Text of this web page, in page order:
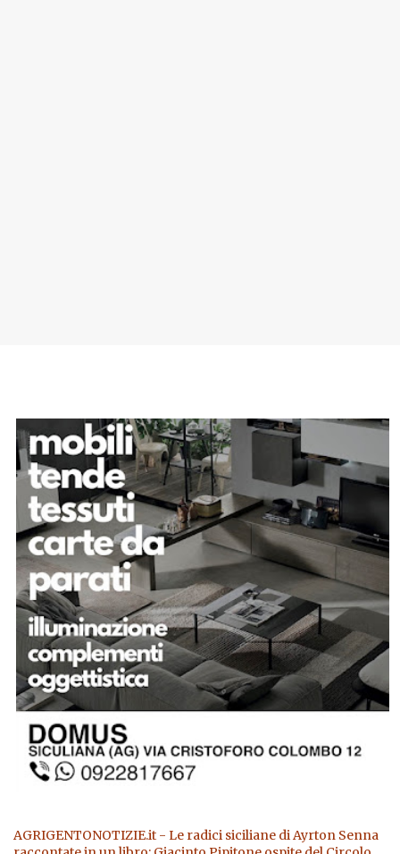
AGRIGENTONOTIZIE.it - Le radici siciliane di Ayrton Senna